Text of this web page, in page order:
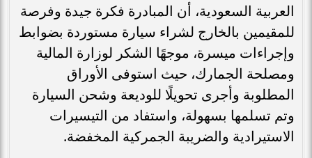
العربية السعودية، أن المبادرة فكرة جيدة وفرصة
للمقيمين بالخارج لشراء سيارة مستوردة بضوابط
وإجراءات ميسرة، موجهًا الشكر لوزارة المالية
ومصلحة الجمارك، حيث استوفى الأوراق
المطلوبة وأجرى تحويلًا للوديعة وشحن السيارة
وتم تسلمها بسهولة، واستفاد من التيسيرات
الاستيرادية والضريبة الجمركية المخفضة.